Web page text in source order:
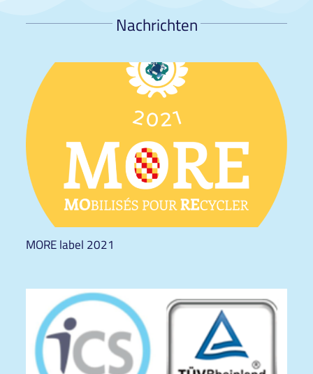
Nachrichten
MORE label 2021